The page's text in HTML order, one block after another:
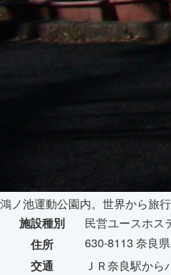
鴻ノ池運動公園内。世界から旅
施設種別
民営ユースホス
住所
630-8113 奈良
交通
ＪＲ奈良駅か